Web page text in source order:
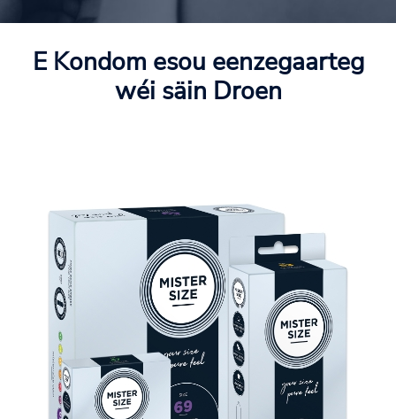
E Kondom esou eenzegaarteg
wéi säin Droen